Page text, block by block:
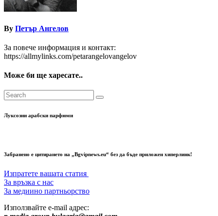
By Петър Ангелов
За повече информация и контакт:
https://allmylinks.com/petarangelovangelov
Може би ще харесате..
Луксозни арабски парфюми
Забранено е цитирането на „Bgvipnews.eu“ без да бъде приложен хиперлинк!
Изпратете вашата статия
За връзка с нас
За медиино партньорство
Използвайте e-mail адрес: